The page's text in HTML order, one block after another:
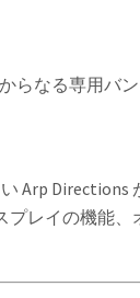
らなる専用バン
Arp Directions
レイの機能、